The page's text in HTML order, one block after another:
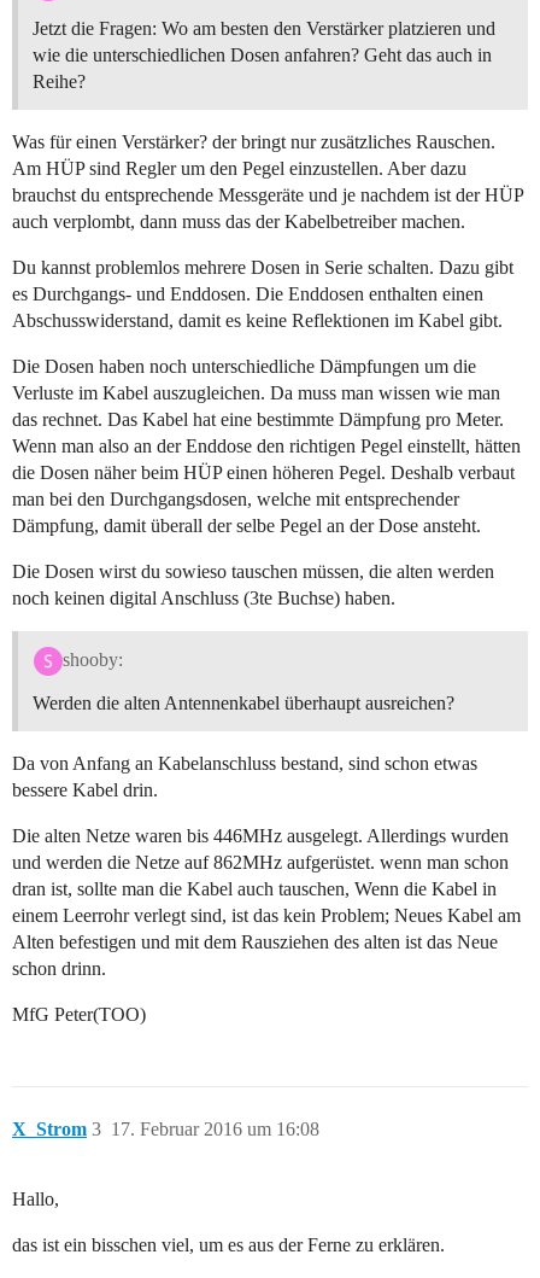
Jetzt die Fragen: Wo am besten den Verstärker platzieren und
wie die unterschiedlichen Dosen anfahren? Geht das auch in
Reihe?
Was für einen Verstärker? der bringt nur zusätzliches Rauschen.
Am HÜP sind Regler um den Pegel einzustellen. Aber dazu
brauchst du entsprechende Messgeräte und je nachdem ist der HÜP
auch verplombt, dann muss das der Kabelbetreiber machen.
Du kannst problemlos mehrere Dosen in Serie schalten. Dazu gibt
es Durchgangs- und Enddosen. Die Enddosen enthalten einen
Abschusswiderstand, damit es keine Reflektionen im Kabel gibt.
Die Dosen haben noch unterschiedliche Dämpfungen um die
Verluste im Kabel auszugleichen. Da muss man wissen wie man
das rechnet. Das Kabel hat eine bestimmte Dämpfung pro Meter.
Wenn man also an der Enddose den richtigen Pegel einstellt, hätten
die Dosen näher beim HÜP einen höheren Pegel. Deshalb verbaut
man bei den Durchgangsdosen, welche mit entsprechender
Dämpfung, damit überall der selbe Pegel an der Dose ansteht.
Die Dosen wirst du sowieso tauschen müssen, die alten werden
noch keinen digital Anschluss (3te Buchse) haben.
shooby:
Werden die alten Antennenkabel überhaupt ausreichen?
Da von Anfang an Kabelanschluss bestand, sind schon etwas
bessere Kabel drin.
Die alten Netze waren bis 446MHz ausgelegt. Allerdings wurden
und werden die Netze auf 862MHz aufgerüstet. wenn man schon
dran ist, sollte man die Kabel auch tauschen, Wenn die Kabel in
einem Leerrohr verlegt sind, ist das kein Problem; Neues Kabel am
Alten befestigen und mit dem Rausziehen des alten ist das Neue
schon drinn.
MfG Peter(TOO)
X_Strom 17. Februar 2016 um 16:08
3
Hallo,
das ist ein bisschen viel, um es aus der Ferne zu erklären.